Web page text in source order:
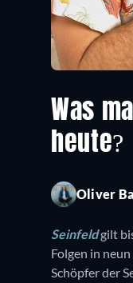
Was
heute?
Oliver
Seinfeldgilt
Folgen in
Schöpfer der